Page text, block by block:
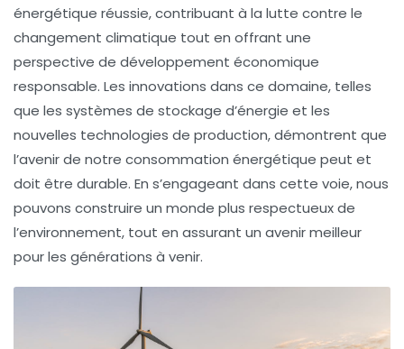
énergétique réussie, contribuant à la lutte contre le
changement climatique tout en offrant une
perspective de développement économique
responsable. Les innovations dans ce domaine, telles
que les systèmes de stockage d’énergie et les
nouvelles technologies de production, démontrent que
l’avenir de notre consommation énergétique peut et
doit être durable. En s’engageant dans cette voie, nous
pouvons construire un monde plus respectueux de
l’environnement, tout en assurant un avenir meilleur
pour les générations à venir.